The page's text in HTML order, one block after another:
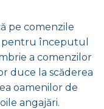
pe comenzile
pentru începutul
a comenzilor
duce la scăderea
oamenilor de
angajări.